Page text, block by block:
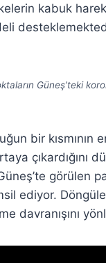
kabuk
Güneş’teki
bir
çıkardığını
görülen
ediyor.
davranışını